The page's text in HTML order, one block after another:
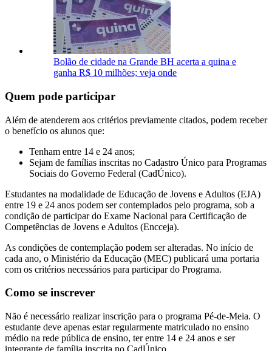
Bolão de cidade na Grande BH acerta a quina e
ganha R$ 10 milhões; veja onde
Quem pode participar
Além de atenderem aos critérios previamente citados, podem receber
o benefício os alunos que:
Tenham entre 14 e 24 anos;
Sejam de famílias inscritas no Cadastro Único para Programas
Sociais do Governo Federal (CadÚnico).
Estudantes na modalidade de Educação de Jovens e Adultos (EJA)
entre 19 e 24 anos podem ser contemplados pelo programa, sob a
condição de participar do Exame Nacional para Certificação de
Competências de Jovens e Adultos (Encceja).
As condições de contemplação podem ser alteradas. No início de
cada ano, o Ministério da Educação (MEC) publicará uma portaria
com os critérios necessários para participar do Programa.
Como se inscrever
Não é necessário realizar inscrição para o programa Pé-de-Meia. O
estudante deve apenas estar regularmente matriculado no ensino
médio na rede pública de ensino, ter entre 14 e 24 anos e ser